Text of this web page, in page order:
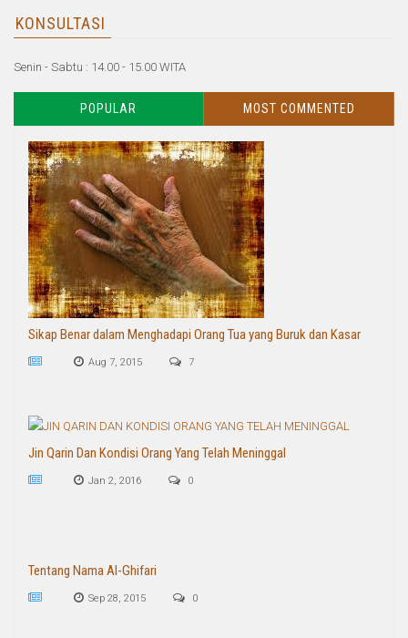
KONSULTASI
Senin - Sabtu : 14.00 - 15.00 WITA
POPULAR MOST COMMENTED
Sikap Benar dalam Menghadapi Orang Tua yang Buruk dan Kasar
Aug 7, 2015 7
Jin Qarin Dan Kondisi Orang Yang Telah Meninggal
Jan 2, 2016 0
Tentang Nama Al-Ghifari
Sep 28, 2015 0